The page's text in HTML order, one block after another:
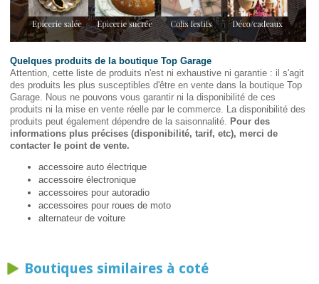
Quelques produits de la boutique Top Garage
Attention, cette liste de produits n'est ni exhaustive ni garantie : il s'agit
des produits les plus susceptibles d'être en vente dans la boutique Top
Garage. Nous ne pouvons vous garantir ni la disponibilité de ces
produits ni la mise en vente réelle par le commerce. La disponibilité des
produits peut également dépendre de la saisonnalité. Pour des
informations plus précises (disponibilité, tarif, etc), merci de
contacter le point de vente.
accessoire auto électrique
accessoire électronique
accessoires pour autoradio
accessoires pour roues de moto
alternateur de voiture
Boutiques similaires à coté